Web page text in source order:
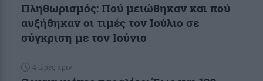
Πληθωρισμός: Πού μειώθηκαν και πού
αυξήθηκαν οι τιμές τον Ιούλιο σε
σύγκριση με τον Ιούνιο
4 ώρες πριν